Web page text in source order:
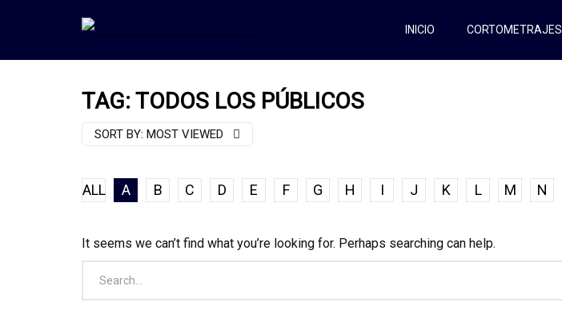
INICIO CORTOMETRAJES
TAG: TODOS LOS PÚBLICOS
SORT BY: MOST VIEWED
ALL A B C D E F G H I J K L M N
It seems we can’t find what you’re looking for. Perhaps searching can help.